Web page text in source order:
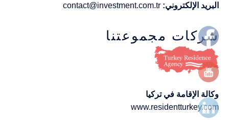
البريد الإلكتروني: contact@investment.com.tr
شركات مجموعتنا
وكالة الإقامة في تركيا
www.residentturkey.com